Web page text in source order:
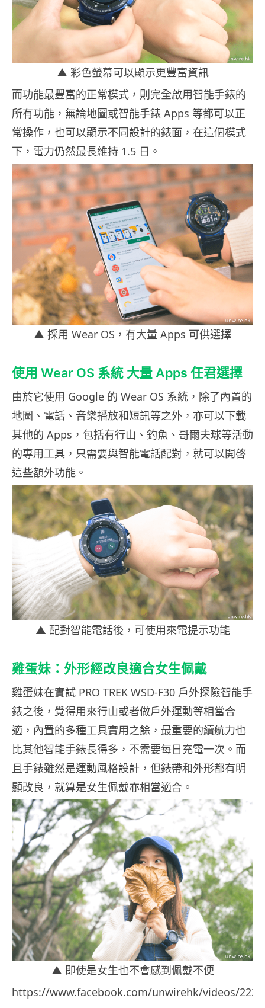
▲ 彩色螢幕可以顯示更豐富資訊
而功能最豐富的正常模式，則完全啟用智能手錶的
所有功能，無論地圖或智能手錶 Apps 等都可以正
常操作，也可以顯示不同設計的錶面，在這個模式
下，電力仍然最長維持 1.5 日。
▲ 採用 Wear OS，有大量 Apps 可供選擇
使用 Wear OS 系統 大量 Apps 任君選擇
由於它使用 Google 的 Wear OS 系統，除了內置的
地圖、電話、音樂播放和短訊等之外，亦可以下載
其他的 Apps，包括有行山、釣魚、哥爾夫球等活動
的專用工具，只需要與智能電話配對，就可以開啓
這些額外功能。
▲ 配對智能電話後，可使用來電提示功能
雞蛋妹：外形經改良適合女生佩戴
雞蛋妹在實試 PRO TREK WSD-F30 戶外探險智能手
錶之後，覺得用來行山或者做戶外運動等相當合
適，內置的多種工具實用之餘，最重要的續航力也
比其他智能手錶長得多，不需要每日充電一次。而
且手錶雖然是運動風格設計，但錶帶和外形都有明
顯改良，就算是女生佩戴亦相當適合。
▲ 即使是女生也不會感到佩戴不便
https://www.facebook.com/unwirehk/videos/